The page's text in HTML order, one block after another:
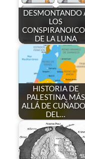
DESMONTANDO
LOS
DE LA LUNA
HISTORIA DE
PALESTINA, MÁS
ALLÁ DE
DEL…